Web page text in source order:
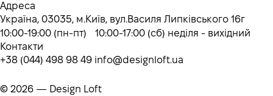
Адреса
Україна, 03035, м.Київ, вул.Василя Липківського 16г
10:00-19:00 (пн-пт) 10:00-17:00 (сб) неділя - вихідний
Контакти
+38 (044) 498 98 49 info@designloft.ua
© 2026 — Design Loft